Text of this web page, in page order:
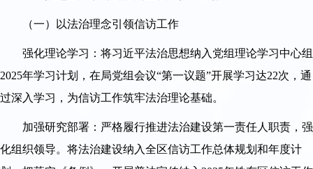
（一）以法治理念引领信访工作
强化理论学习：将习近平法治思想纳入党组理论学习中心组
2025年学习计划，在局党组会议“第一议题”开展学习达22次，通
过深入学习，为信访工作筑牢法治理论基础。
加强研究部署：严格履行推进法治建设第一责任人职责，强
化组织领导。将法治建设纳入全区信访工作总体规划和年度计